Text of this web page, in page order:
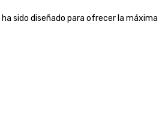
sido diseñado para ofrecer la